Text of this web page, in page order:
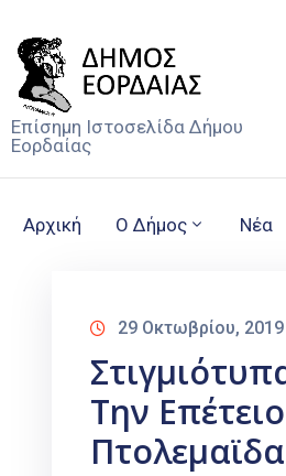
Επίσημη Ιστοσελίδα Δήμου
Εορδαίας
Αρχική Ο Δήμος Νέα
29 Οκτωβρίου, 2019
Την
Πτολεμαϊδα